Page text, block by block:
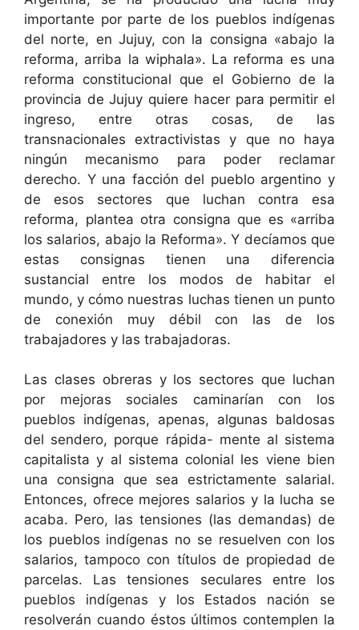
importante por parte de los pueblos indígenas
del norte, en Jujuy, con la consigna «abajo la
reforma, arriba la wiphala». La reforma es una
reforma constitucional que el Gobierno de la
provincia de Jujuy quiere hacer para permitir el
ingreso, entre otras cosas, de las
transnacionales extractivistas y que no haya
ningún mecanismo para poder reclamar
derecho. Y una facción del pueblo argentino y
de esos sectores que luchan contra esa
reforma, plantea otra consigna que es «arriba
los salarios, abajo la Reforma». Y decíamos que
estas consignas tienen una diferencia
sustancial entre los modos de habitar el
mundo, y cómo nuestras luchas tienen un punto
de conexión muy débil con las de los
trabajadores y las trabajadoras.
Las clases obreras y los sectores que luchan
por mejoras sociales caminarían con los
pueblos indígenas, apenas, algunas baldosas
del sendero, porque rápida- mente al sistema
capitalista y al sistema colonial les viene bien
una consigna que sea estrictamente salarial.
Entonces, ofrece mejores salarios y la lucha se
acaba. Pero, las tensiones (las demandas) de
los pueblos indígenas no se resuelven con los
salarios, tampoco con títulos de propiedad de
parcelas. Las tensiones seculares entre los
pueblos indígenas y los Estados nación se
resolverán cuando éstos últimos contemplen la